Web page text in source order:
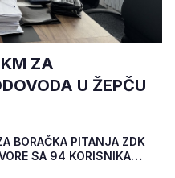
ZA
U ŽEPČU
BORAČKA PITANJA ZDK
SA 94 KORISNIKA
PL...